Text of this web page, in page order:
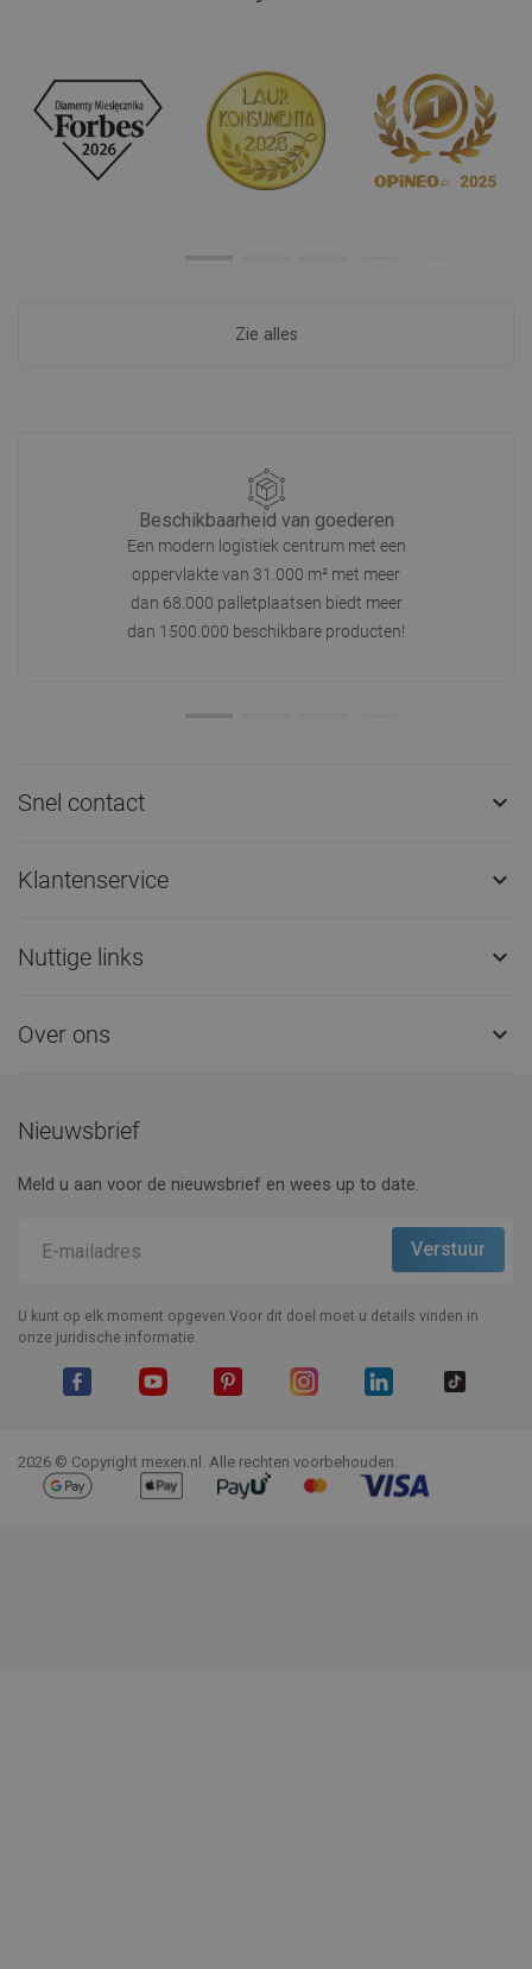
Zie alles
Beschikbaarheid van goederen
Een modern logistiek centrum met een
oppervlakte van 31.000 m² met meer
dan 68.000 palletplaatsen biedt meer
dan 1500.000 beschikbare producten!
Snel contact 
Klantenservice 
Nuttige links 
Over ons 
Nieuwsbrief
Meld u aan voor de nieuwsbrief en wees up to date.
U kunt op elk moment opgeven.Voor dit doel moet u details vinden in
onze juridische informatie.
2026 © Copyright mexen.nl. Alle rechten voorbehouden.